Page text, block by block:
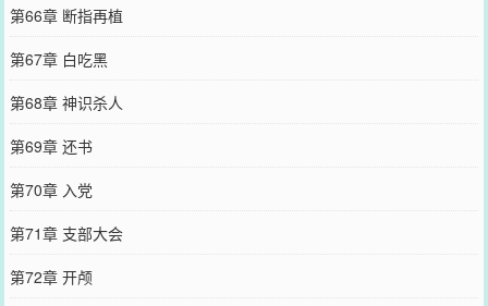
第66章 断指再植
第67章 白吃黑
第68章 神识杀人
第69章 还书
第70章 入党
第71章 支部大会
第72章 开颅